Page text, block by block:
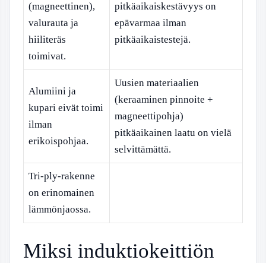
(magneettinen),
valurauta ja
hiiliteräs
toimivat.
pitkäaikaiskestävyys on
epävarmaa ilman
pitkäaikaistestejä.
Alumiini ja
kupari eivät toimi
ilman
erikoispohjaa.
Uusien materiaalien
(keraaminen pinnoite +
magneettipohja)
pitkäaikainen laatu on vielä
selvittämättä.
Tri-ply-rakenne
on erinomainen
lämmönjaossa.
Miksi induktiokeittiön